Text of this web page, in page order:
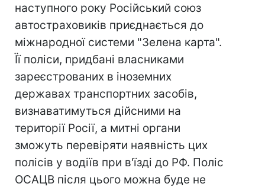
наступного року Російський союз
автостраховиків приєднається до
міжнародної системи "Зелена карта".
Її поліси, придбані власниками
зареєстрованих в іноземних
державах транспортних засобів,
визнаватимуться дійсними на
території Росії, а митні органи
зможуть перевіряти наявність цих
полісів у водіїв при в'їзді до РФ. Поліс
ОСАЦВ після цього можна буде не